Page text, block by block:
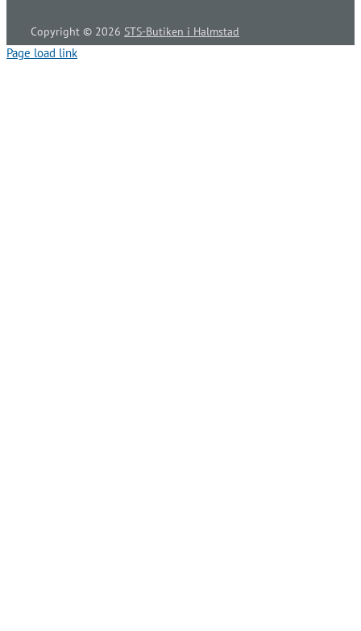
Copyright © 2026 STS-Butiken i Halmstad
Page load link